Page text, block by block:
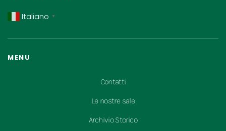
Italiano ▼
MENU
Contatti
Le nostre sale
Archivio Storico